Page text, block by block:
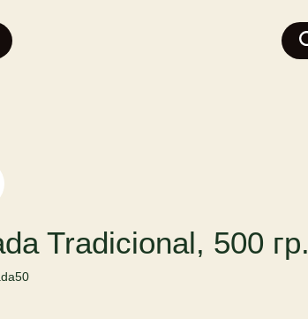
Tradicional, 500 гр.